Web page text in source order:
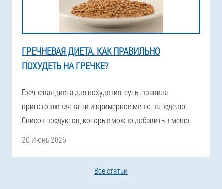
ГРЕЧНЕВАЯ ДИЕТА. КАК ПРАВИЛЬНО
ПОХУДЕТЬ НА ГРЕЧКЕ?
Гречневая диета для похудения: суть, правила
приготовления каши и примерное меню на неделю.
Список продуктов, которые можно добавить в меню.
20 Июнь 2026
Все статьи